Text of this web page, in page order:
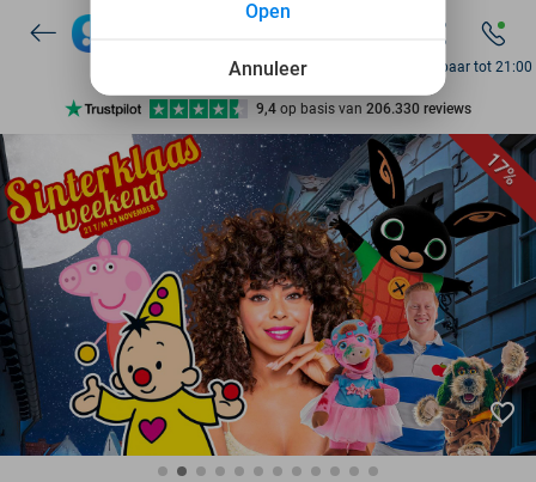
7 dagen per week beschikbaar
10+ miljoen leden
9,4 op basis van 206.330 reviews
Ontdek 15.000+ deals
7 dagen per week beschikbaar
10+ miljoen leden
Bereikbaar tot 21:00
17%
favorite_border
Annuleer
Open